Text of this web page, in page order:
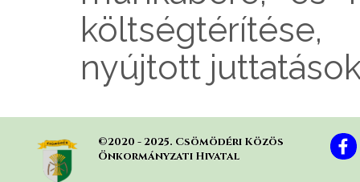
nyújtott
©2020 - 2025. Csömödéri Közös
Önkormányzati Hivatal